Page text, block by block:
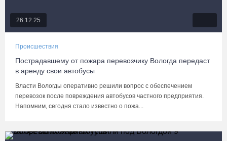
26.12.25
Происшествия
Пострадавшему от пожара перевозчику Вологда передаст
в аренду свои автобусы
Власти Вологды оперативно решили вопрос с обеспечением
перевозок после повреждения автобусов частного предприятия.
Напомним, сегодня стало известно о пожа...